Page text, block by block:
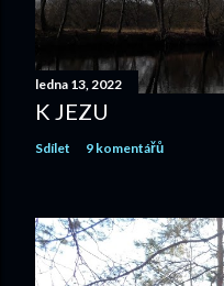
v
t
ledna 13, 2022
K JEZU
Sdílet 9 komentářů